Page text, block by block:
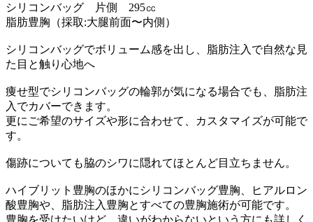
シリコンバッグ 片側 295㏄
脂肪豊胸（採取:大腿前面〜内側）
シリコンバッグでボリューム感を出し、脂肪注入で自然な見
た目と触り心地へ
痩せ型でシリコンバッグの輪郭が気になる場合でも、脂肪注
入でカバーできます。
更にご希望のサイズや形に合わせて、カスタマイズが可能で
す。
傷跡についても脇のシワに隠れてほとんど目立ちません。
ハイブリット豊胸のほかにシリコンバッグ豊胸、ヒアルロン
酸豊胸や、脂肪注入豊胸とすべての豊胸施術が可能です。
豊胸を受けたいけど、違いがわからないという方にも詳しく